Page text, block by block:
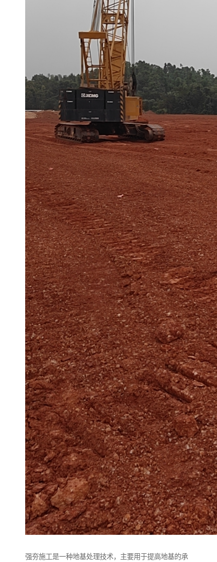
强夯施工是一种地基处理技术，主要用于提高地基的承